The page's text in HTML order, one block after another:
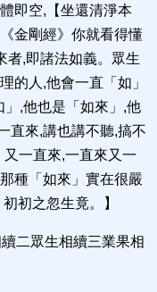
即空,【坐還清淨本
金剛經》你就看得懂
者,即諸法如義。眾生
的人,他會一直「如」
,他也是「如來」,他
直來,講也講不聽,搞不
一直來,一直來又一
種「如來」實在很嚴
初之忽生竟。】
二眾生相續三業果相